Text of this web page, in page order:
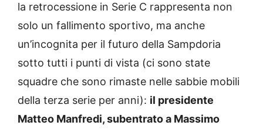
la retrocessione in Serie C rappresenta non
solo un fallimento sportivo, ma anche
un’incognita per il futuro della Sampdoria
sotto tutti i punti di vista (ci sono state
squadre che sono rimaste nelle sabbie mobili
della terza serie per anni): il presidente
Matteo Manfredi, subentrato a Massimo